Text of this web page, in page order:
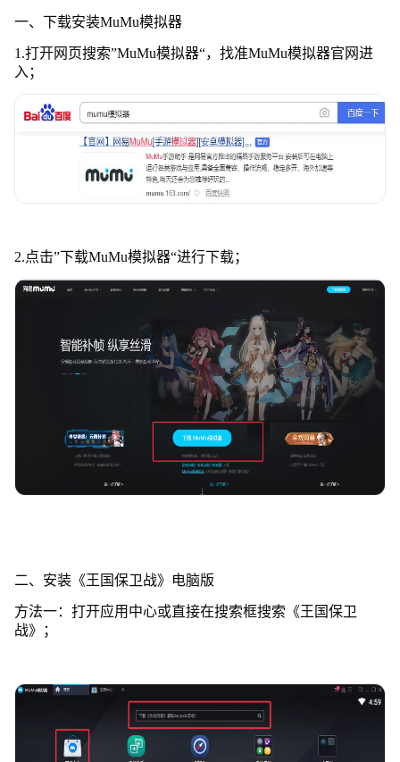
一、下载安装MuMu模拟器
1.打开网页搜索”MuMu模拟器“，找准MuMu模拟器官网进
入；
2.点击”下载MuMu模拟器“进行下载；
二、安装《王国保卫战》电脑版
方法一：打开应用中心或直接在搜索框搜索《王国保卫
战》；